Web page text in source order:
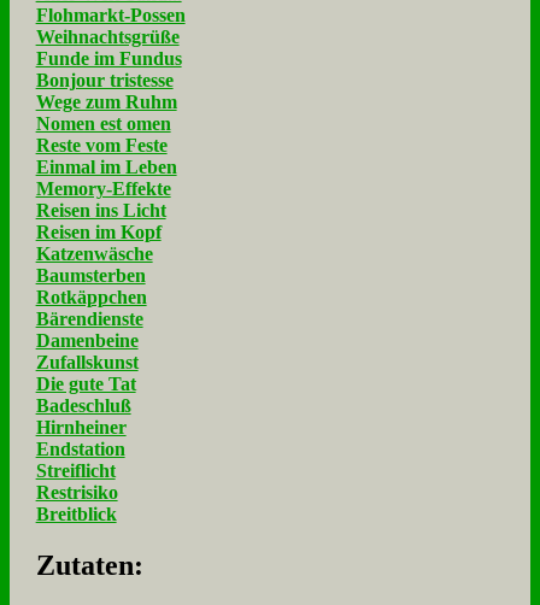
Flohmarkt-Possen
Weihnachtsgrüße
Funde im Fundus
Bonjour tristesse
Wege zum Ruhm
Nomen est omen
Reste vom Feste
Einmal im Leben
Memory-Effekte
Reisen ins Licht
Reisen im Kopf
Katzenwäsche
Baumsterben
Rotkäppchen
Bärendienste
Damenbeine
Zufallskunst
Die gute Tat
Badeschluß
Hirnheiner
Endstation
Streiflicht
Restrisiko
Breitblick
Zu­ta­ten: